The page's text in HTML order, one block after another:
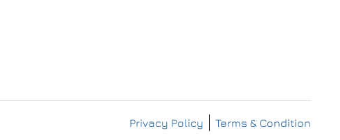
Privacy Policy Terms & Condition